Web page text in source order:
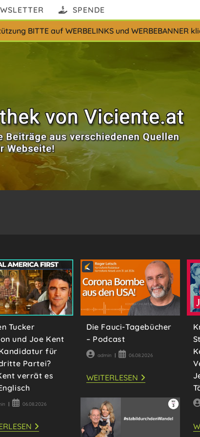
SPENDE
Tucker
und Joe Kent
für
Partei?
verrät es
Beitrag06.08.2026
PLANEN
TUCKER
Die Fauci-Tagebücher
– Podcast
Beitrags-
admin
Beitrag06.08.2026
WEITERLESEN DIE
FAUCI-
–
BITTE auf WERBELINKS und WERBEBANNER